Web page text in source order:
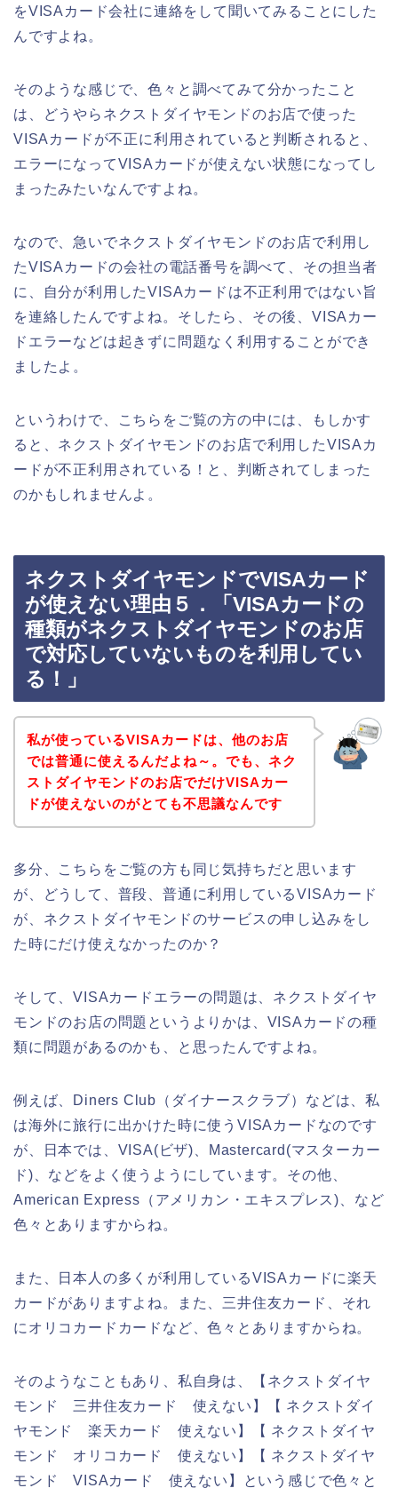
をVISAカード会社に連絡をして聞いてみることにした
んですよね。
そのような感じで、色々と調べてみて分かったこと
は、どうやらネクストダイヤモンドのお店で使った
VISAカードが不正に利用されていると判断されると、
エラーになってVISAカードが使えない状態になってし
まったみたいなんですよね。
なので、急いでネクストダイヤモンドのお店で利用し
たVISAカードの会社の電話番号を調べて、その担当者
に、自分が利用したVISAカードは不正利用ではない旨
を連絡したんですよね。そしたら、その後、VISAカー
ドエラーなどは起きずに問題なく利用することができ
ましたよ。
というわけで、こちらをご覧の方の中には、もしかす
ると、ネクストダイヤモンドのお店で利用したVISAカ
ードが不正利用されている！と、判断されてしまった
のかもしれませんよ。
ネクストダイヤモンドでVISAカード
が使えない理由５．「VISAカードの
種類がネクストダイヤモンドのお店
で対応していないものを利用してい
る！」
私が使っているVISAカードは、他のお店
では普通に使えるんだよね～。でも、ネク
ストダイヤモンドのお店でだけVISAカー
ドが使えないのがとても不思議なんです
多分、こちらをご覧の方も同じ気持ちだと思います
が、どうして、普段、普通に利用しているVISAカード
が、ネクストダイヤモンドのサービスの申し込みをし
た時にだけ使えなかったのか？
そして、VISAカードエラーの問題は、ネクストダイヤ
モンドのお店の問題というよりかは、VISAカードの種
類に問題があるのかも、と思ったんですよね。
例えば、Diners Club（ダイナースクラブ）などは、私
は海外に旅行に出かけた時に使うVISAカードなのです
が、日本では、VISA(ビザ)、Mastercard(マスターカー
ド)、などをよく使うようにしています。その他、
American Express（アメリカン・エキスプレス)、など
色々とありますからね。
また、日本人の多くが利用しているVISAカードに楽天
カードがありますよね。また、三井住友カード、それ
にオリコカードカードなど、色々とありますからね。
そのようなこともあり、私自身は、【ネクストダイヤ
モンド 三井住友カード 使えない】【 ネクストダイ
ヤモンド 楽天カード 使えない】【 ネクストダイヤ
モンド オリコカード 使えない】【 ネクストダイヤ
モンド VISAカード 使えない】という感じで色々と